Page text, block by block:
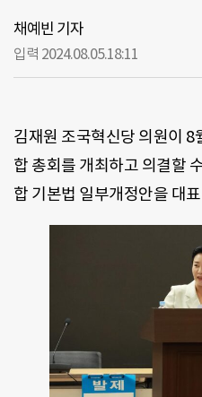
채예빈 기자
입력 2024.08.05.18:11
김재원 조국혁신당 의원이 8
합 총회를 개최하고 의결할
합 기본법 일부개정안을 대